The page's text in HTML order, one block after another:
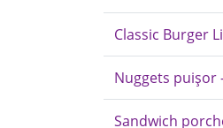
Classic Burger
Nuggets puișor
Sandwich